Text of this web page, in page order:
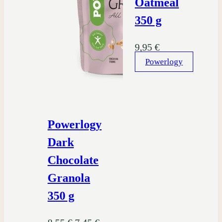
Powerlogy
Dark
Chocolate
Granola
350 g
Oatmeal
350 g
9,95 €
Powerlogy